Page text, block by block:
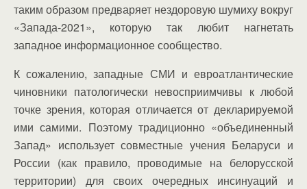
таким образом предваряет нездоровую шумиху вокруг
«Запада-2021», которую так любит нагнетать
западное информационное сообщество.
К сожалению, западные СМИ и евроатлантические
чиновники патологически невосприимчивы к любой
точке зрения, которая отличается от декларируемой
ими самими. Поэтому традиционно «объединенный
Запад» использует совместные учения Беларуси и
России (как правило, проводимые на белорусской
территории) для своих очередных инсинуаций и